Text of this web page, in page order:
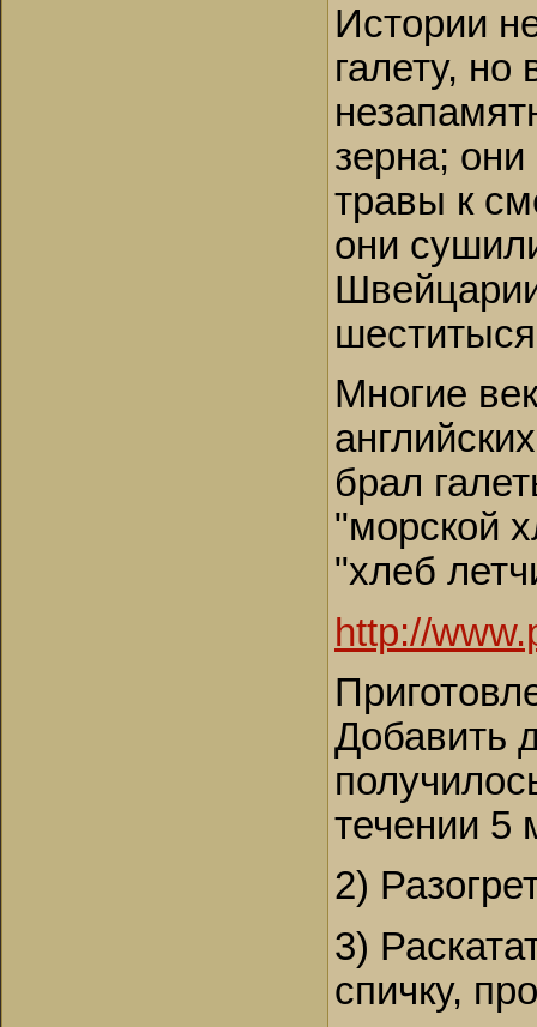
Истории
галету, но
зерна;
травы к
они
Многие
брал
"морской
"хлеб
http://
Добавить
течении 5
2)
3)
спичку,